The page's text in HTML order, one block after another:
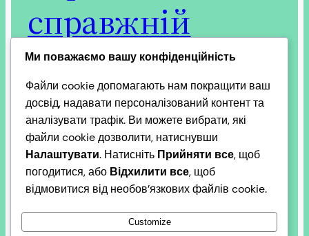
справжній
маргінал?
Поняття Добруджі, як частини української
території починаючи з часів Скіфії, Русі князя
Святослава, як стратегічного та культурного
кластеру між Україною, Молдовою, Румунією,
Болгарією і Туреччиною – тривалий час
викривляється. Причини різні, але головна —
позиція офіційних «визнаних науковців», які
Ми поважаємо вашу конфіденційність
Файли cookie допомагають нам покращити ваш
досвід, надавати персоналізований контент та
аналізувати трафік. Ви можете вибрати, які
файли cookie дозволити, натиснувши
Налаштувати. Натисніть Прийняти все, щоб
погодитися, або Відхилити все, щоб
відмовитися від необов’язкових файлів cookie.
Customize